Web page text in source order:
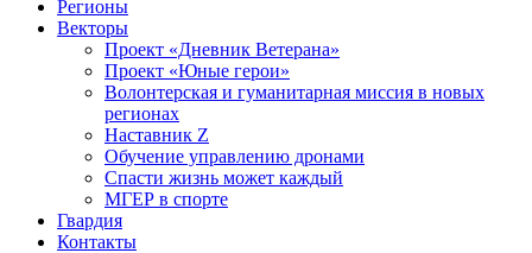
Регионы
Векторы
Проект «Дневник Ветерана»
Проект «Юные герои»
Волонтерская и гуманитарная миссия в новых
регионах
Наставник Z
Обучение управлению дронами
Спасти жизнь может каждый
МГЕР в спорте
Гвардия
Контакты